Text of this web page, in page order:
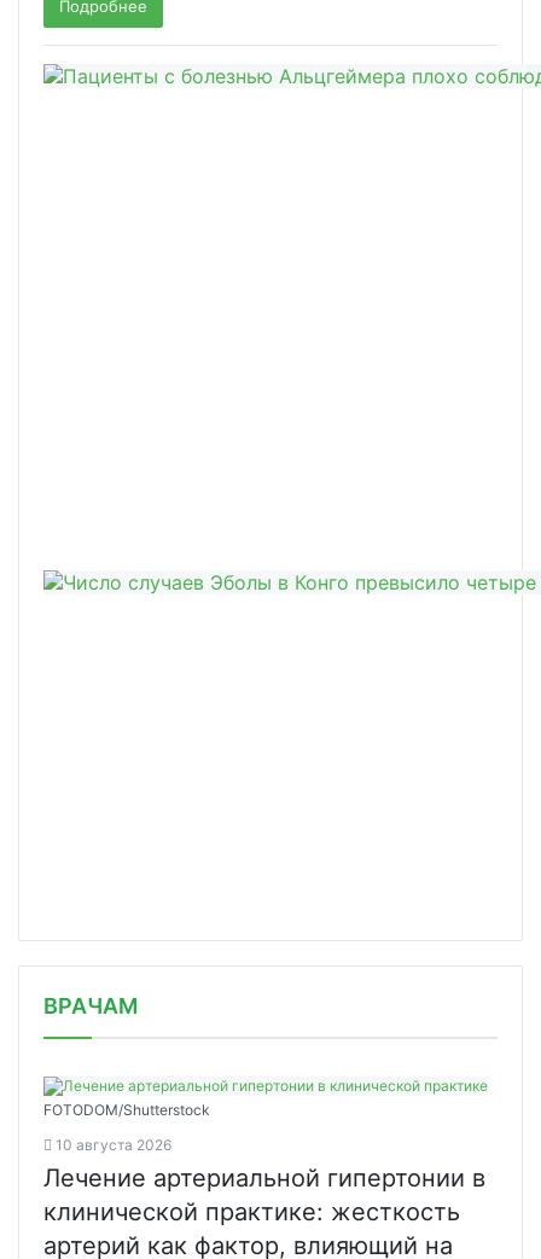
Подробнее
ВРАЧАМ
FOTODOM/Shutterstock
10 августа 2026
Лечение артериальной гипертонии в
клинической практике: жесткость
артерий как фактор, влияющий на